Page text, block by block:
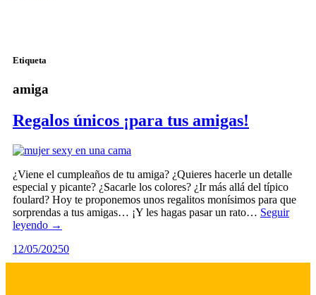
Etiqueta
amiga
Regalos únicos ¡para tus amigas!
¿Viene el cumpleaños de tu amiga? ¿Quieres hacerle un detalle
especial y picante? ¿Sacarle los colores? ¿Ir más allá del típico
foulard? Hoy te proponemos unos regalitos monísimos para que
sorprendas a tus amigas… ¡Y les hagas pasar un rato… Seguir
leyendo →
12/05/20250